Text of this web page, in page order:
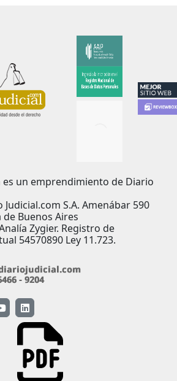
un emprendimiento de Diario
S.A. Amenábar 590
Buenos Aires
Zygier. Registro de
54570890 Ley 11.723.